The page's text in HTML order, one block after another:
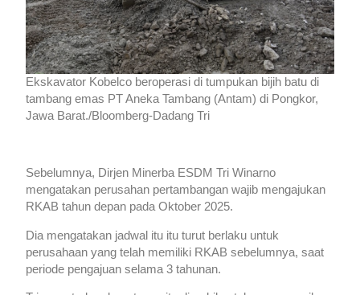
Ekskavator Kobelco beroperasi di tumpukan bijih batu di
tambang emas PT Aneka Tambang (Antam) di Pongkor,
Jawa Barat./Bloomberg-Dadang Tri
Sebelumnya, Dirjen Minerba ESDM Tri Winarno
mengatakan perusahan pertambangan wajib mengajukan
RKAB tahun depan pada Oktober 2025.
Dia mengatakan jadwal itu itu turut berlaku untuk
perusahaan yang telah memiliki RKAB sebelumnya, saat
periode pengajuan selama 3 tahunan.